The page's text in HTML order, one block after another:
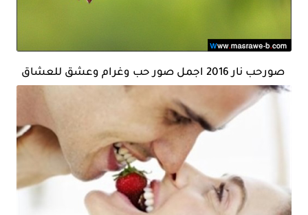
صورحب نار 2016 اجمل صور حب وغرام وعشق للعشاق